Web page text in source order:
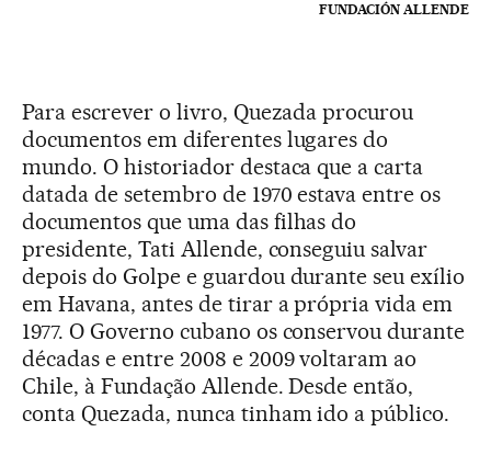
FUNDACIÓN ALLENDE
Para escrever o livro, Quezada procurou
documentos em diferentes lugares do
mundo. O historiador destaca que a carta
datada de setembro de 1970 estava entre os
documentos que uma das filhas do
presidente, Tati Allende, conseguiu salvar
depois do Golpe e guardou durante seu exílio
em Havana, antes de tirar a própria vida em
1977. O Governo cubano os conservou durante
décadas e entre 2008 e 2009 voltaram ao
Chile, à Fundação Allende. Desde então,
conta Quezada, nunca tinham ido a público.